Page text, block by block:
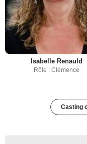
Isabelle Renauld
Rôle : Clémence
Casting